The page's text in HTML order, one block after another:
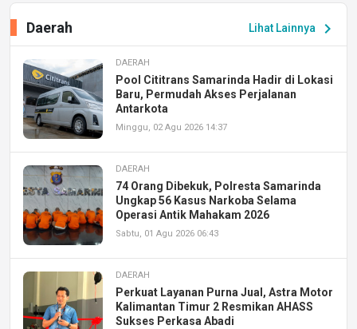
Lihat Lainnya chevron_right
Daerah
DAERAH
Pool Cititrans Samarinda Hadir di Lokasi
Baru, Permudah Akses Perjalanan
Antarkota
Minggu, 02 Agu 2026 14:37
DAERAH
74 Orang Dibekuk, Polresta Samarinda
Ungkap 56 Kasus Narkoba Selama
Operasi Antik Mahakam 2026
Sabtu, 01 Agu 2026 06:43
DAERAH
Perkuat Layanan Purna Jual, Astra Motor
Kalimantan Timur 2 Resmikan AHASS
Sukses Perkasa Abadi